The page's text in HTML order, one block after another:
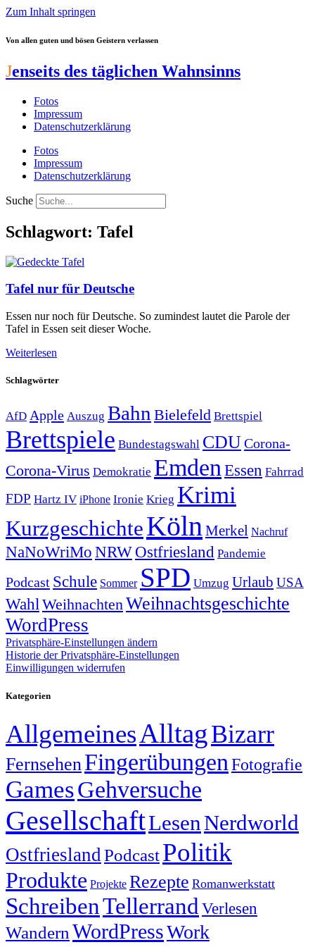
Zum Inhalt springen
Von allen guten und bösen Geistern verlassen
Jenseits des täglichen Wahnsinns
Fotos
Impressum
Datenschutzerklärung
Fotos
Impressum
Datenschutzerklärung
Suche
Schlagwort: Tafel
Tafel nur für Deutsche
Essen nur noch für Deutsche. So zumindest lautet die Parole der
Tafel in Essen seit dieser Woche.
Weiterlesen
Schlagwörter
AfD Apple Auszug Bahn Bielefeld Brettspiel
Brettspiele Bundestagswahl CDUCorona-
Corona-Virus Demokratie EmdenEssen Fahrrad
FDP Hartz IV iPhone Ironie Krieg Krimi
KurzgeschichteKölnMerkel Nachruf
NaNoWriMo NRWOstfriesland Pandemie
Podcast Schule Sommer SPD Umzug Urlaub USA
WahlWeihnachtenWeihnachtsgeschichte
WordPress
Privatsphäre-Einstellungen ändern
Historie der Privatsphäre-Einstellungen
Einwilligungen widerrufen
Kategorien
AllgemeinesAlltagBizarr
Fernsehen Fingerübungen Fotografie
GamesGehversuche
GesellschaftLesen Nerdworld
Ostfriesland PodcastPolitik
Produkte Projekte Rezepte Romanwerkstatt
SchreibenTellerrand Verlesen
Wandern WordPressWork